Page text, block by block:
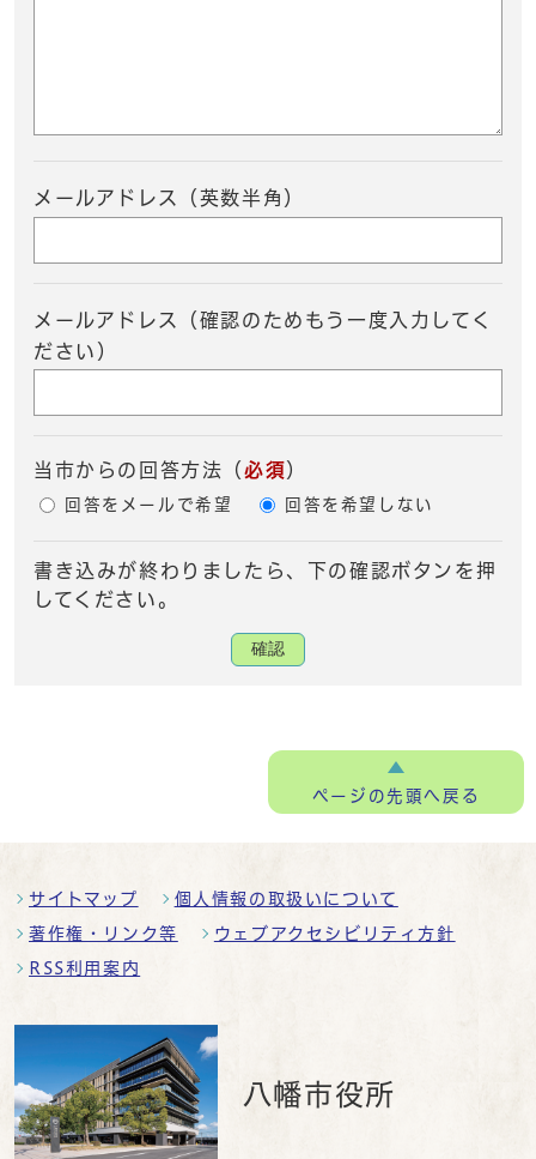
メールアドレス（英数半角）
メールアドレス（確認のためもう一度入力してく
ださい）
当市からの回答方法 （ 必須）
回答をメールで希望 回答を希望しない
書き込みが終わりましたら、下の確認ボタンを押
してください。
確認
ページの先頭へ戻る
サイトマップ 個人情報の取扱いについて
著作権・リンク等 ウェブアクセシビリティ方針
RSS利用案内
八幡市役所